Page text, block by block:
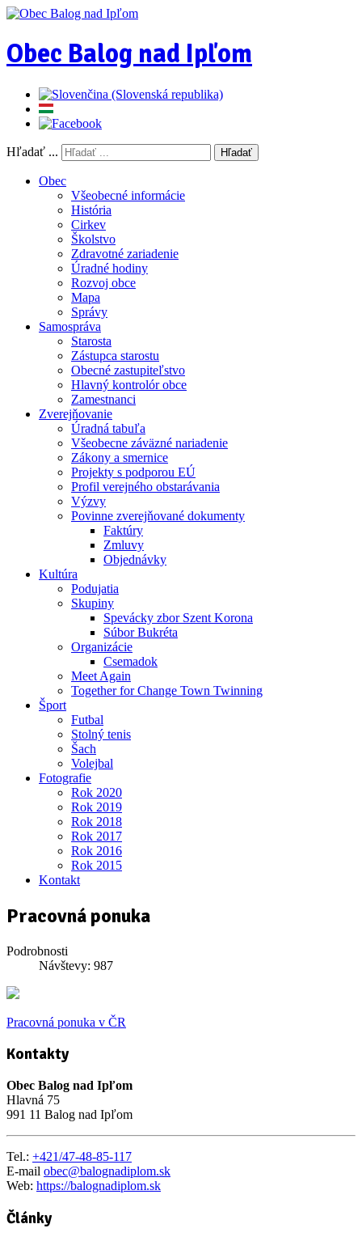
Obec Balog nad Ipľom
Hľadať ... Hľadať
Obec
Všeobecné informácie
História
Cirkev
Školstvo
Zdravotné zariadenie
Úradné hodiny
Rozvoj obce
Mapa
Správy
Samospráva
Starosta
Zástupca starostu
Obecné zastupiteľstvo
Hlavný kontrolór obce
Zamestnanci
Zverejňovanie
Úradná tabuľa
Všeobecne záväzné nariadenie
Zákony a smernice
Projekty s podporou EÚ
Profil verejného obstarávania
Výzvy
Povinne zverejňované dokumenty
Faktúry
Zmluvy
Objednávky
Kultúra
Podujatia
Skupiny
Spevácky zbor Szent Korona
Súbor Bukréta
Organizácie
Csemadok
Meet Again
Together for Change Town Twinning
Šport
Futbal
Stolný tenis
Šach
Volejbal
Fotografie
Rok 2020
Rok 2019
Rok 2018
Rok 2017
Rok 2016
Rok 2015
Kontakt
Pracovná ponuka
Podrobnosti
Návštevy: 987
Pracovná ponuka v ČR
Kontakty
Obec Balog nad Ipľom
Hlavná 75
991 11 Balog nad Ipľom
Tel.: +421/47-48-85-117
E-mail obec@balognadiplom.sk
Web: https://balognadiplom.sk
Články